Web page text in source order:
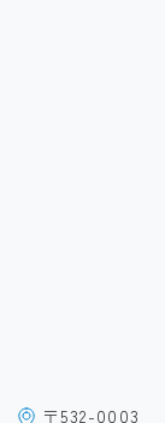
〒532-0003